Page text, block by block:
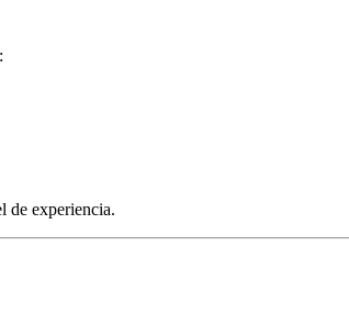
de experiencia.